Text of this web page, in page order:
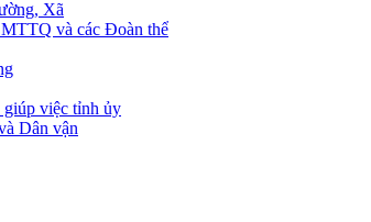
Xã
và các Đoàn thể
giúp việc tỉnh ủy
Dân vận